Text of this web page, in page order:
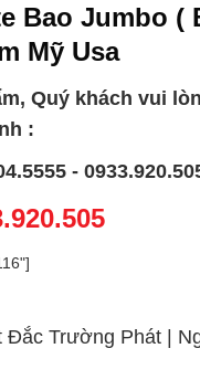
Bao Jumbo (
Mỹ Usa
Quý khách vui
:
-
Đắc Trường Phát |